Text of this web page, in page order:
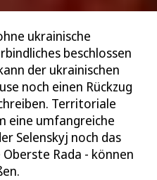
ukrainische
beschlossen
der ukrainischen
noch einen Rückzug
Territoriale
eine umfangreiche
Selenskyj noch das
Rada - können